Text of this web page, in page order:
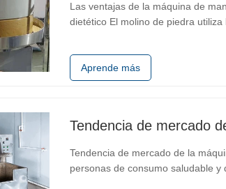
Las ventajas de la máquina de
dietético El molino de piedra
grado. En…
Aprende más
Tendencia de mercado
Tendencia de mercado de la
personas de consumo saludable